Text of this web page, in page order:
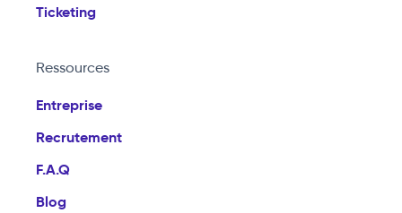
Ticketing
Ressources
Entreprise
Recrutement
F.A.Q
Blog